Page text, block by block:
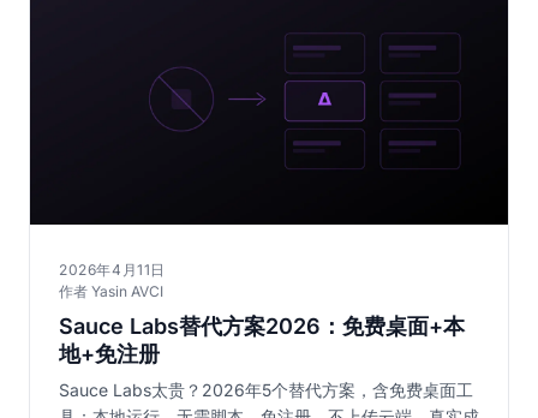
2026年4月11日
作者 Yasin AVCI
Sauce Labs替代方案2026：免费桌面+本
地+免注册
Sauce Labs太贵？2026年5个替代方案，含免费桌面工